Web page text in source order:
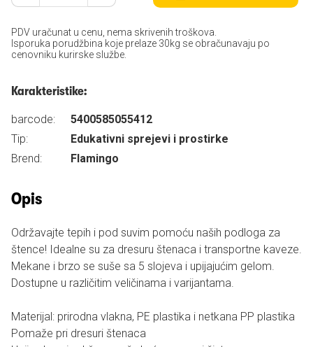
PDV uračunat u cenu, nema skrivenih troškova.
Isporuka porudžbina koje prelaze 30kg se obračunavaju po
cenovniku kurirske službe.
Karakteristike:
barcode:
5400585055412
Tip:
Edukativni sprejevi i prostirke
Brend:
Flamingo
Opis
Održavajte tepih i pod suvim pomoću naših podloga za
štence! Idealne su za dresuru štenaca i transportne kaveze.
Mekane i brzo se suše sa 5 slojeva i upijajućim gelom.
Dostupne u različitim veličinama i varijantama.
Materijal: prirodna vlakna, PE plastika i netkana PP plastika
Pomaže pri dresuri štenaca